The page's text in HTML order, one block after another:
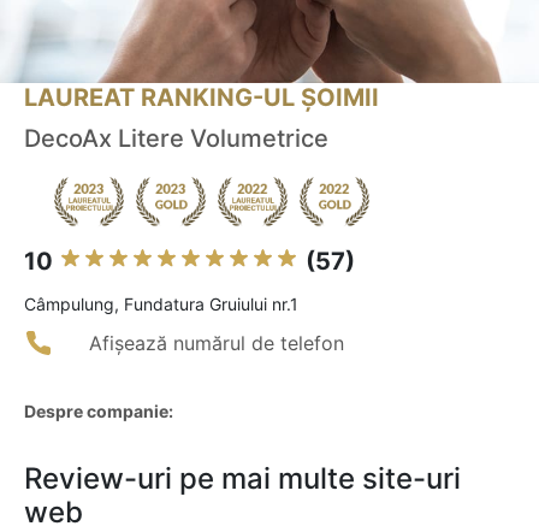
LAUREAT RANKING-UL ȘOIMII
DecoAx Litere Volumetrice
10 (57)
Câmpulung, Fundatura Gruiului nr.1
Afișează numărul de telefon
Despre companie:
Review-uri pe mai multe site-uri
web